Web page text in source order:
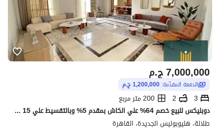
ج.م7,000,000
الدفعة المقدّمة: 1,200,000 ج.م
3
2
200 متر مربع
دوبليكس للبيع خصم 64% علي الكاش بمقدم 5% وبالتقسيط علي 15 سنين في هليوبوليس الجديدة بجوار سوديك ايست في كمبوند طلاله_ المستقبل سيتي _سراي talala
طلالة، هليوبوليس الجديدة، القاهرة